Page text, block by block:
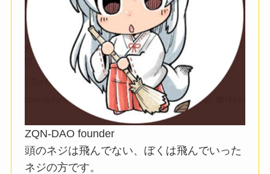
ZQN-DAO founder
頭のネジは飛んでない、ぼくは飛んでいった
ネジの方です。